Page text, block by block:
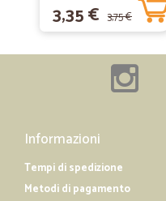
3,35 € 3,75 €
Informazioni
Tempi di spedizione
Metodi di pagamento